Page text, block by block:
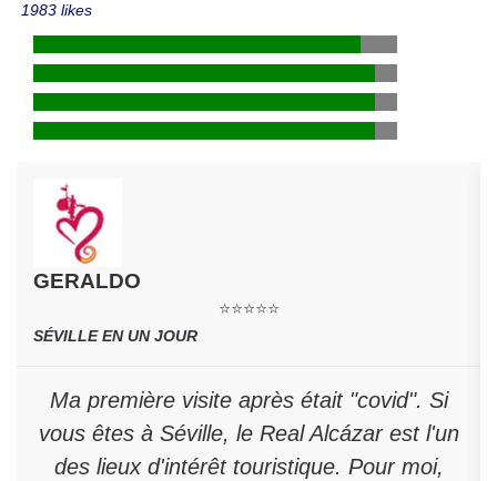
1983 likes
GERALDO
⭐⭐⭐⭐⭐
SÉVILLE EN UN JOUR
Ma première visite après était "covid". Si
vous êtes à Séville, le Real Alcázar est l'un
des lieux d'intérêt touristique. Pour moi,